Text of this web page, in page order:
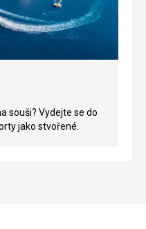
souši? Vydejte se do
jako stvořené.